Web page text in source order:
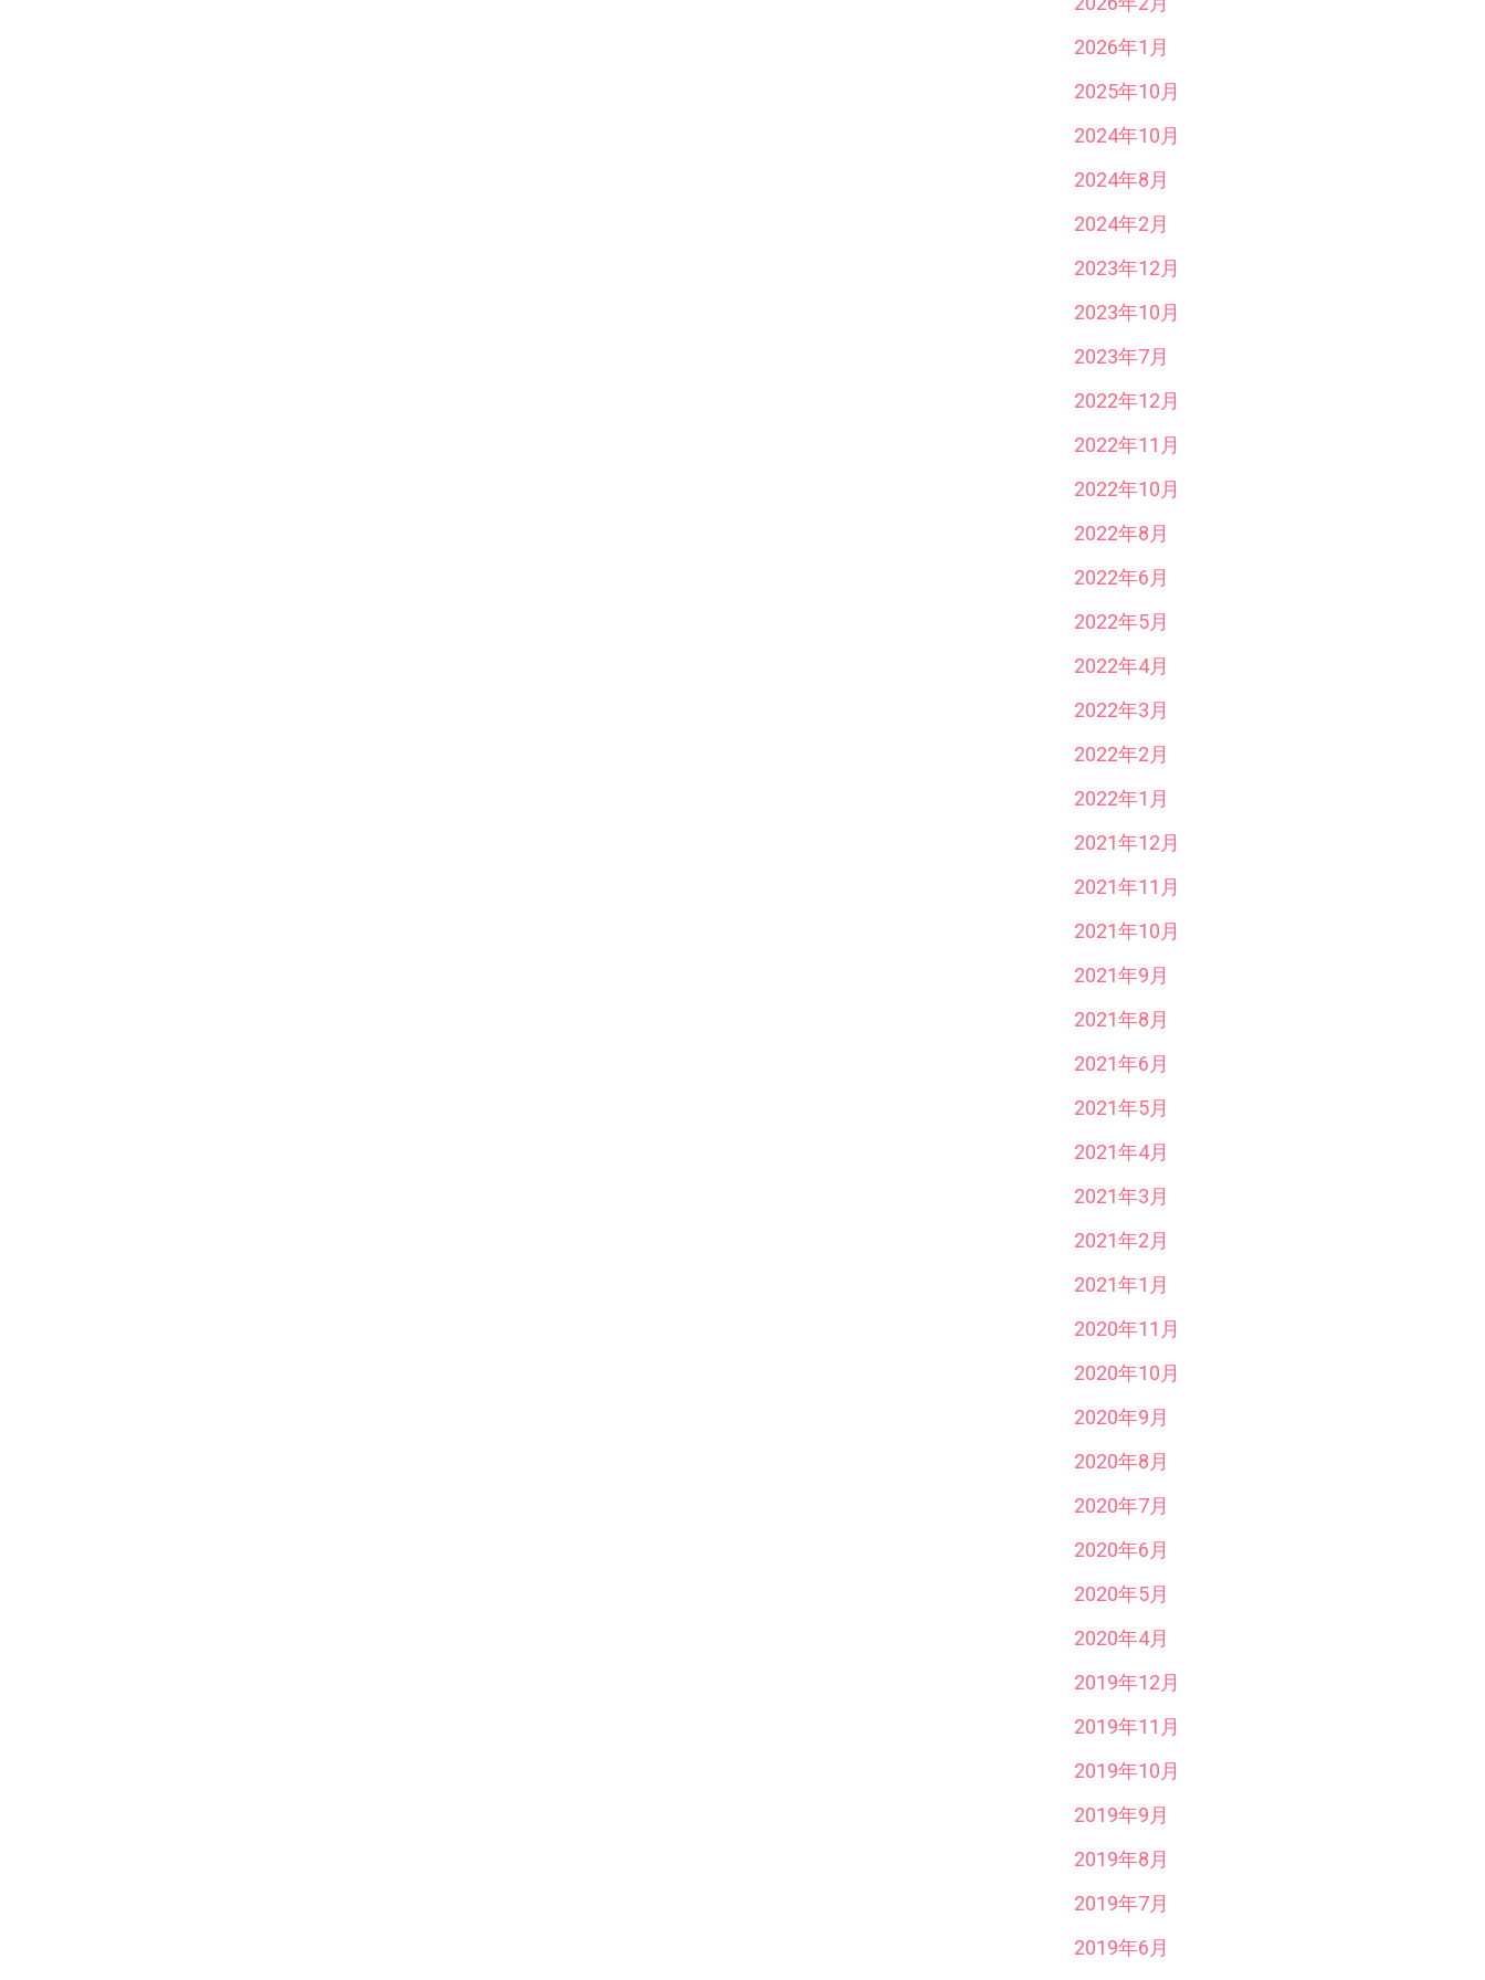
2026年1月
2025年10月
2024年10月
2024年8月
2024年2月
2023年12月
2023年10月
2023年7月
2022年12月
2022年11月
2022年10月
2022年8月
2022年6月
2022年5月
2022年4月
2022年3月
2022年2月
2022年1月
2021年12月
2021年11月
2021年10月
2021年9月
2021年8月
2021年6月
2021年5月
2021年4月
2021年3月
2021年2月
2021年1月
2020年11月
2020年10月
2020年9月
2020年8月
2020年7月
2020年6月
2020年5月
2020年4月
2019年12月
2019年11月
2019年10月
2019年9月
2019年8月
2019年7月
2019年6月